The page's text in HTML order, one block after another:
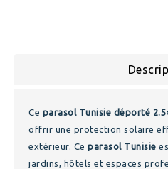
Ce parasol Tunisie déporté
offrir une protection solaire
extérieur. Ceparasol Tunisie
jardins, hôtels et espaces